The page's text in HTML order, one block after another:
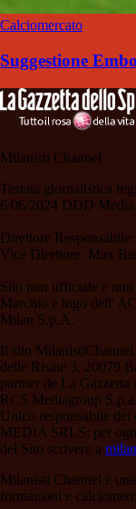
Calciomercato
Suggestione
Milanisti Channel
Testata giornalistica
6/06/2024 DDD Media
Direttore
Vice Direttore: Max
Sito non ufficiale e
Marchio e logo dell'
Milan S.p.A.
Il sito
delle Risaie 3, 20079
partner de La
RCS Mediagroup
Unico responsabile
MEDIA SRLS; per
del Sito scrivere a
Milanisti Channel è
formazioni e